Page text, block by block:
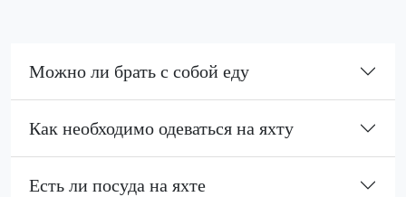
Можно ли брать с собой еду
Как необходимо одеваться на яхту
Есть ли посуда на яхте